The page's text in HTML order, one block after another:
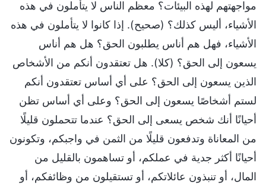
مواجهتهم لهذه البيئات؟ معظم الناس لا يتأملون في هذه
الأشياء، أليس كذلك؟ (صحيح). إذا كانوا لا يتأملون في هذه
الأشياء، فهل هم أناس يطلبون الحق؟ هل هم أناس
يسعون إلى الحق؟ (كلا). هل تعتقدون أنكم من الأشخاص
الذين يسعون إلى الحق؟ على أي أساس تعتقدون أنكم
لستم أشخاصًا يسعون إلى الحق؟ وعلى أي أساس تظن
أحيانًا أنك شخص يسعى إلى الحق؟ عندما تتحملون قليلًا
من المعاناة وتدفعون قليلًا من الثمن في واجبكم، وتكونون
أحيانًا أكثر جدية في عملكم، أو تساهمون بالقليل من
المال، أو تنبذون عائلاتكم، أو تستقيلون من وظائفكم، أو